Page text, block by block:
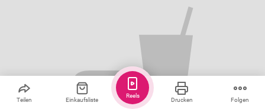
Teilen Einkaufsliste Drucken Folgen
Reels